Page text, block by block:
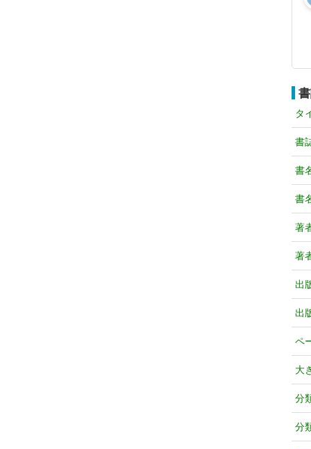
タ
書
書
書
著
著
出
出
ペ
大
分
分